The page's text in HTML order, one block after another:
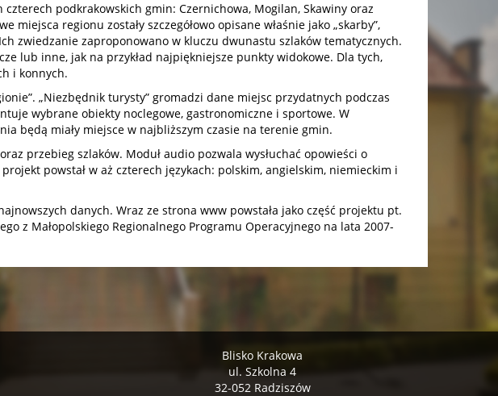
podkrakowskich gmin: Czernichowa, Mogilan, Skawiny oraz
regionu zostały szczegółowo opisane właśnie jako „skarby”,
zwiedzanie zaproponowano w kluczu dwunastu szlaków tematycznych.
lub inne, jak na przykład najpiękniejsze punkty widokowe. Dla tych,
i konnych.
„Niezbędnik turysty” gromadzi dane miejsc przydatnych podczas
wybrane obiekty noclegowe, gastronomiczne i sportowe. W
będą miały miejsce w najbliższym czasie na terenie gmin.
przebieg szlaków. Moduł audio pozwala wysłuchać opowieści o
powstał w aż czterech językach: polskim, angielskim, niemieckim i
danych. Wraz ze strona www powstała jako część projektu pt.
z Małopolskiego Regionalnego Programu Operacyjnego na lata 2007-
Blisko Krakowa
ul. Szkolna 4
32-052 Radziszów